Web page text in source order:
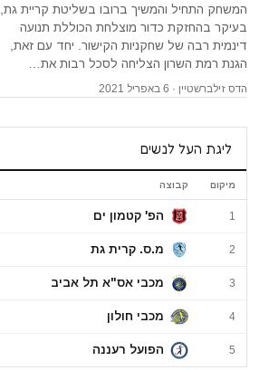
המשחק התחיל והמשיך ברובו בשליטת קריית גת,
בעיקר בהחזקת כדור מוצלחת הכוללת תנועה
דינמית רבה של שחקניות הקישור. יחד עם זאת,
הגנת רמת השרון הצליחה לסכל רבות את…
הדס זילברשטיין · 6 באפריל 2021
ליגת העל לנשים
ליגת העל לנשים
מיקום קבוצה
1 הפ' קטמון ים
2 מ.ס. קרית גת
3 מכבי אס"א תל אביב
4 מכבי חולון
5 הפועל רעננה